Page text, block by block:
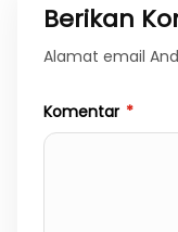
Berikan
Alamat email
Komentar *